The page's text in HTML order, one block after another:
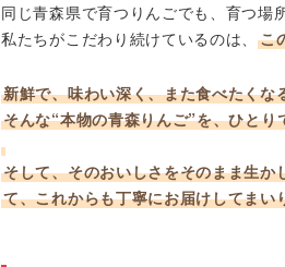
同じ青森県で育つりんごでも、育つ場
私たちがこだわり続けているのは、こ
新鮮で、味わい深く、また食べたくな
そんな“本物の青森りんご”を、ひと
そして、そのおいしさをそのまま生
て、これからも丁寧にお届けしてまい